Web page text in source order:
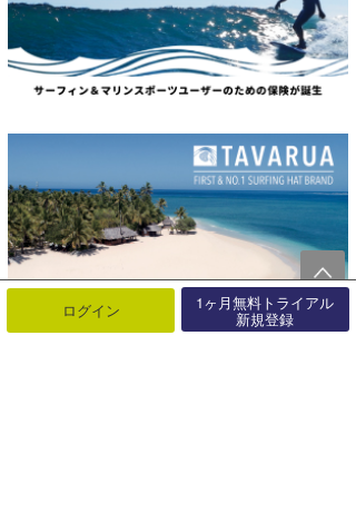
ログイン 1ヶ月無料トライアル
新規登録